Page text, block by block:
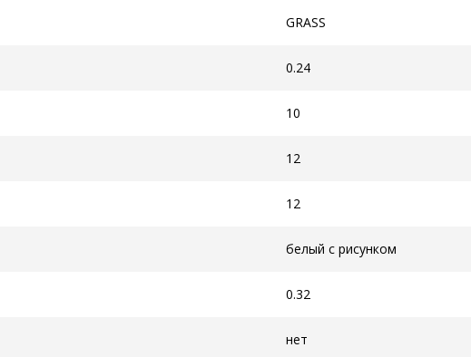
GRASS
0.24
10
12
12
белый с рисунком
0.32
нет